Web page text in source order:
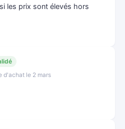
les prix sont élevés hors
d'achat le 2 mars